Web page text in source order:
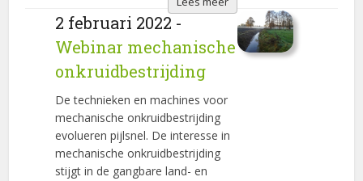
2 februari 2022 -
Webinar mechanische
onkruidbestrijding
De technieken en machines voor
mechanische onkruidbestrijding
evolueren pijlsnel. De interesse in
mechanische onkruidbestrijding
stijgt in de gangbare land- en